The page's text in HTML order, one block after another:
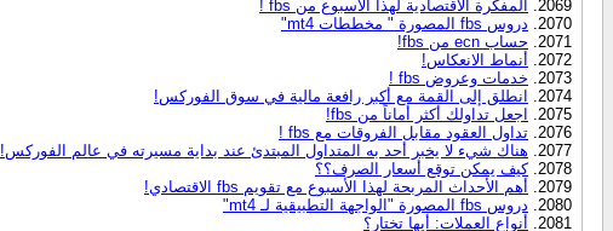
المفكرة الاقتصادية لهذا الأسبوع من fbs !
دروس fbs المصورة " مخططات mt4"
حساب ecn من fbs!
أنماط الانعكاس!
خدمات وعروض fbs !
انطلق إلى القمة مع أكبر رافعة مالية في سوق الفوركس!
اجعل تداولك أكثر أماناً من fbs!
تداول العقود مقابل الفروقات مع fbs !
هناك شيء لا يخبر أحد به المتداول المبتدئ عند بداية مسيرته في عالم الفوركس!
كيف يمكن توقع أسعار الصرف؟؟
أهم الأحداث المربحة لهذا الأسبوع مع تقويم fbs الاقتصادي!
دروس fbs المصورة "الواجهة التطبيقية لـ mt4"
أنواع العملات: أيها تختار؟